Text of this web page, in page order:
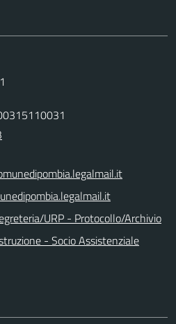
URP - Protocollo/Archivio
- Socio Assistenziale